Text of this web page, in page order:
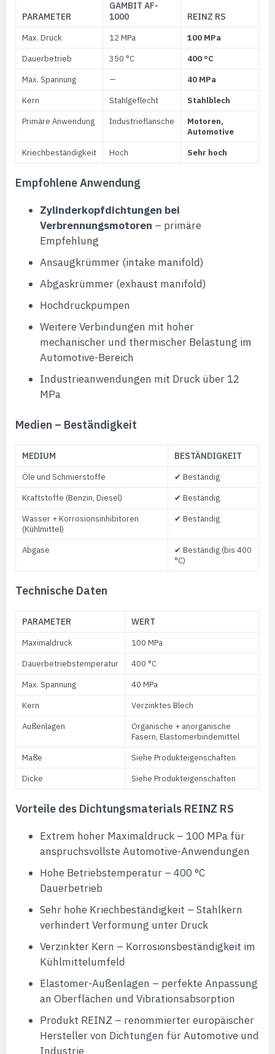
PARAMETER
GAMBIT AF-
1000
REINZ RS
Max. Druck 12 MPa
100 MPa
Dauerbetrieb
350 °C
400 °C
Max. Spannung
—
40 MPa
Kern
Stahlgeflecht
Stahlblech
Primäre Anwendung
Industrieflansche
Motoren,
Automotive
Kriechbeständigkeit
Hoch Sehr hoch
Empfohlene Anwendung
Zylinderkopfdichtungen bei
Verbrennungsmotoren – primäre
Empfehlung
Ansaugkrümmer (intake manifold)
Abgaskrümmer (exhaust manifold)
Hochdruckpumpen
Weitere Verbindungen mit hoher
mechanischer und thermischer Belastung im
Automotive-Bereich
Industrieanwendungen mit Druck über 12
MPa
Medien – Beständigkeit
MEDIUM BESTÄNDIGKEIT
Öle und Schmierstoffe
✔ Beständig
Kraftstoffe (Benzin, Diesel)
✔ Beständig
Wasser + Korrosionsinhibitoren
(Kühlmittel)
✔ Beständig
Abgase
✔ Beständig (bis 400
°C)
Technische Daten
PARAMETER WERT
Maximaldruck
100 MPa
Dauerbetriebstemperatur
400 °C
Max. Spannung
40 MPa
Kern
Verzinktes Blech
Außenlagen
Organische + anorganische
Fasern, Elastomerbindemittel
Maße
Siehe Produkteigenschaften
Dicke
Siehe Produkteigenschaften
Vorteile des Dichtungsmaterials REINZ RS
Extrem hoher Maximaldruck – 100 MPa für
anspruchsvollste Automotive-Anwendungen
Hohe Betriebstemperatur – 400 °C
Dauerbetrieb
Sehr hohe Kriechbeständigkeit – Stahlkern
verhindert Verformung unter Druck
Verzinkter Kern – Korrosionsbeständigkeit im
Kühlmittelumfeld
Elastomer-Außenlagen – perfekte Anpassung
an Oberflächen und Vibrationsabsorption
Produkt REINZ – renommierter europäischer
Hersteller von Dichtungen für Automotive und
Industrie